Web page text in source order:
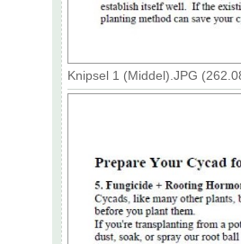
Knipsel 1 (Middel).JPG